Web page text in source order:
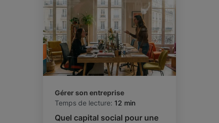
Gérer son entreprise
Temps de lecture: 12 min
Quel capital social pour une